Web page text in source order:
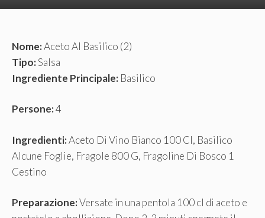
Nome:Aceto Al Basilico (2)
Tipo:Salsa
Ingrediente Principale: Basilico
Persone:4
Ingredienti:Aceto Di Vino Bianco 100 Cl, Basilico
Alcune Foglie, Fragole 800 G, Fragoline Di Bosco 1
Cestino
Preparazione:Versate in una pentola 100 cl di aceto e